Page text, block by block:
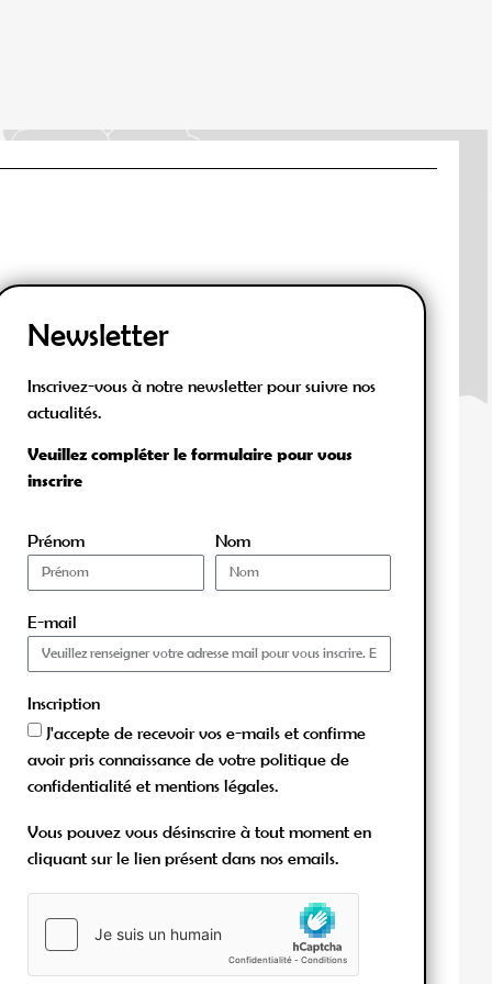
Newsletter
Inscrivez-vous à notre newsletter pour suivre nos
actualités.
Veuillez compléter le formulaire pour vous
inscrire
Prénom Nom
E-mail
Inscription
J'accepte de recevoir vos e-mails et confirme
avoir pris connaissance de votre politique de
confidentialité et mentions légales.
Vous pouvez vous désinscrire à tout moment en
cliquant sur le lien présent dans nos emails.